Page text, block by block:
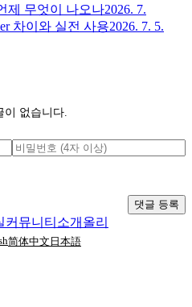
제 무엇이 나오나2026. 7.
차이와 실전 사용2026. 7. 5.
이 없습니다.
댓글 등록
커뮤니티 소개 올리
简体中文 日本語